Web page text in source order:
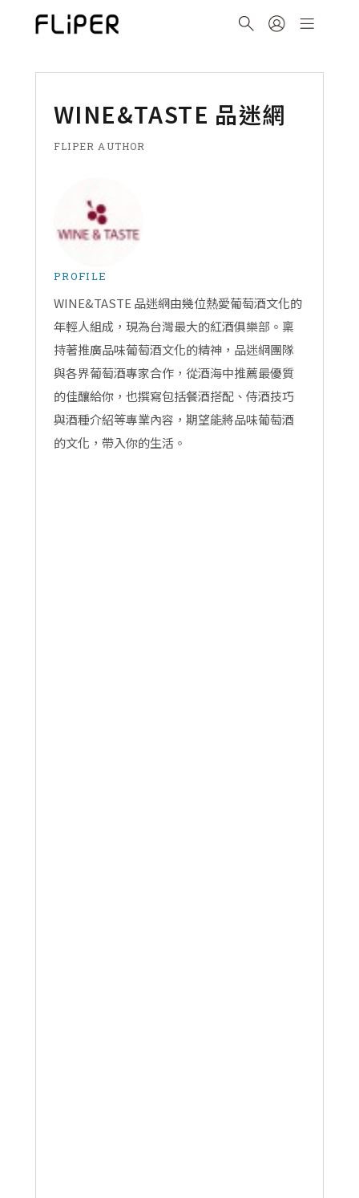
WINE&TASTE 品迷網
FLIPER AUTHOR
PROFILE
WINE&TASTE 品迷網由幾位熱愛葡萄酒文化的
年輕人組成，現為台灣最大的紅酒俱樂部。稟
持著推廣品味葡萄酒文化的精神，品迷網團隊
與各界葡萄酒專家合作，從酒海中推薦最優質
的佳釀給你，也撰寫包括餐酒搭配、侍酒技巧
與酒種介紹等專業內容，期望能將品味葡萄酒
的文化，帶入你的生活。